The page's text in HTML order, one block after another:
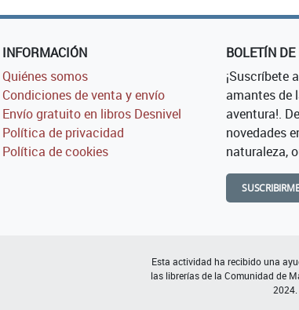
INFORMACIÓN
Quiénes somos
Condiciones de venta y envío
Envío gratuito en libros Desnivel
Política de privacidad
Política de cookies
BOLETÍN
¡Suscríbete
amantes de
aventura!.
novedades
naturaleza,
Esta actividad ha recibido una
las librerías de la Comunidad de
2024.